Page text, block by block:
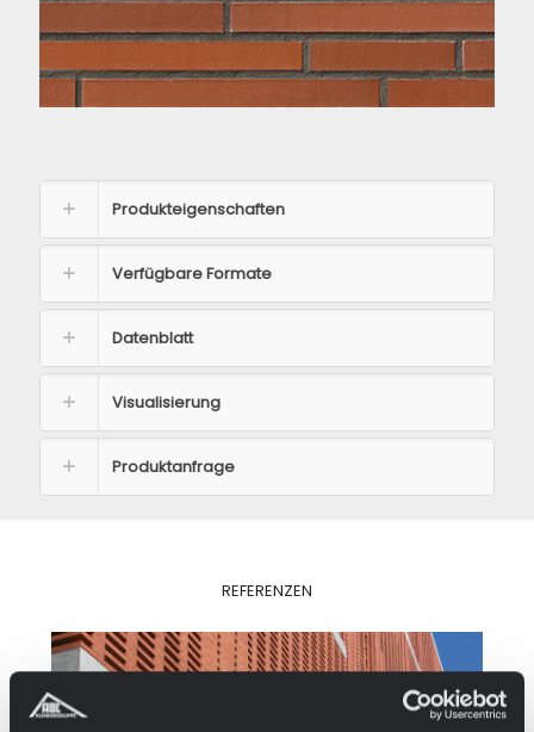
Produkteigenschaften
Verfügbare Formate
Datenblatt
Visualisierung
Produktanfrage
REFERENZEN